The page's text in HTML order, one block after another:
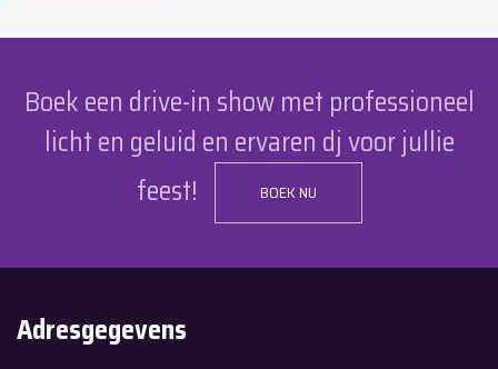
Boek een drive-in show met professioneel
licht en geluid en ervaren dj voor jullie
feest!
BOEK NU
Adresgegevens